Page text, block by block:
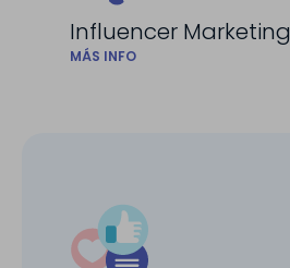
Influencer Marketing
MÁS INFO